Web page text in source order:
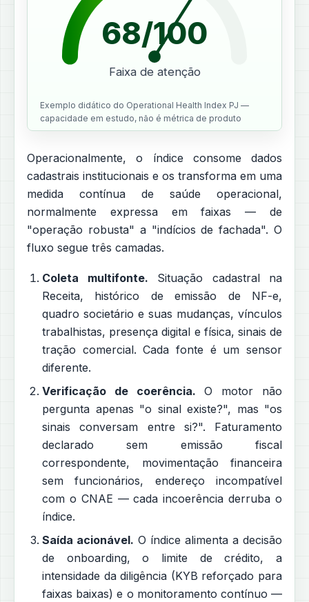
68/100
Faixa de atenção
Exemplo didático do Operational Health Index PJ —
capacidade em estudo, não é métrica de produto
Operacionalmente, o índice consome dados
cadastrais institucionais e os transforma em uma
medida contínua de saúde operacional,
normalmente expressa em faixas — de
"operação robusta" a "indícios de fachada". O
fluxo segue três camadas.
Coleta multifonte. Situação cadastral na
Receita, histórico de emissão de NF-e,
quadro societário e suas mudanças, vínculos
trabalhistas, presença digital e física, sinais de
tração comercial. Cada fonte é um sensor
diferente.
Verificação de coerência. O motor não
pergunta apenas "o sinal existe?", mas "os
sinais conversam entre si?". Faturamento
declarado sem emissão fiscal
correspondente, movimentação financeira
sem funcionários, endereço incompatível
com o CNAE — cada incoerência derruba o
índice.
Saída acionável. O índice alimenta a decisão
de onboarding, o limite de crédito, a
intensidade da diligência (KYB reforçado para
faixas baixas) e o monitoramento contínuo —